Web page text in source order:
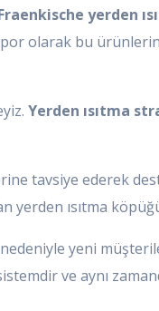
yerden
olarak bu
Yerden ısıtma
tavsiye ederek
yerden ısıtma
yeni
ve aynı